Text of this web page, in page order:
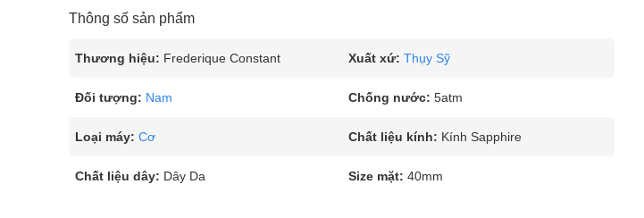
Thông số sản phẩm
Thương hiệu: Frederique Constant Xuất xứ: Thụy Sỹ
Đối tượng: Nam Chống nước: 5atm
Loại máy: Cơ Chất liệu kính: Kính Sapphire
Chất liệu dây: Dây Da Size mặt: 40mm